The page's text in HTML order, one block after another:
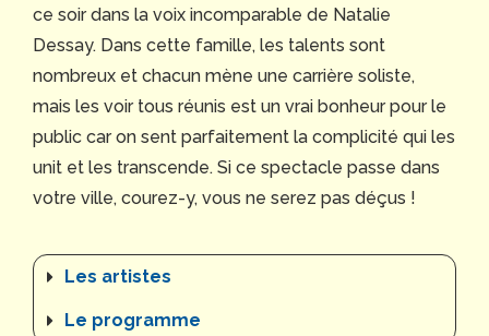
ce soir dans la voix incomparable de Natalie
Dessay. Dans cette famille, les talents sont
nombreux et chacun mène une carrière soliste,
mais les voir tous réunis est un vrai bonheur pour le
public car on sent parfaitement la complicité qui les
unit et les transcende. Si ce spectacle passe dans
votre ville, courez-y, vous ne serez pas déçus !
Les artistes
Le programme